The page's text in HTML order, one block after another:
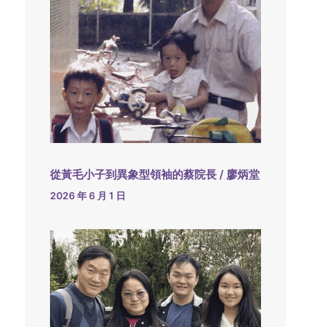
從黃毛小子到異象型領袖的蔡院長 / 廖炳堂
2026 年 6 月 1 日